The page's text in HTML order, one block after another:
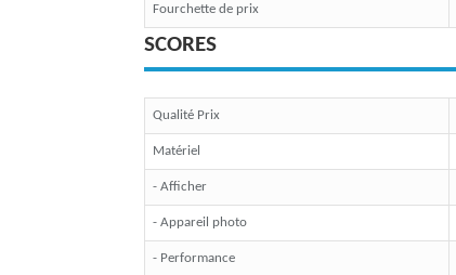
Fourchette de prix
SCORES
Qualité Prix
Matériel
- Afficher
- Appareil photo
- Performance